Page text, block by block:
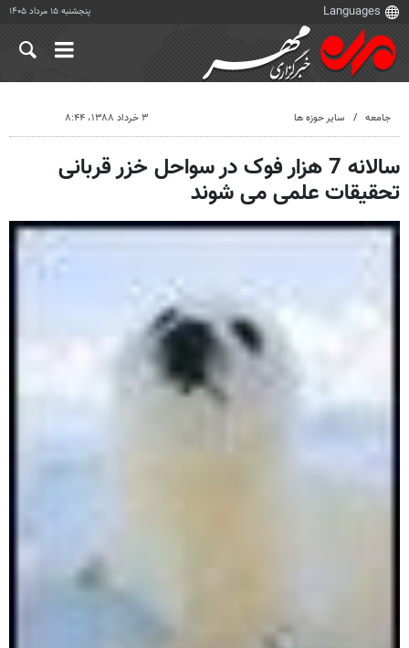
پنجشنبه ۱۵ مرداد ۱۴۰۵
جامعه سایر حوزه ها ۳ خرداد ۱۳۸۸، ۸:۴۴
سالانه 7 هزار فوک در سواحل خزر قربانی
تحقیقات علمی می شوند